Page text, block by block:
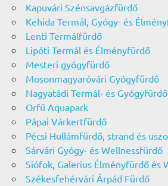
Kapuvári Szénsavgázfürdő
Kehida Termál, Gyógy- és
Lenti Termálfürdő
Lipóti Termál és Élményfürdő
Mesteri gyógyfürdő
Mosonmagyaróvári Gyógyfürdő
Nagyatádi Termál- és Gyógyfürdő
Orfű Aquapark
Pápai Várkertfürdő
Pécsi Hullámfürdő, strand és
Sárvári Gyógy- és Wellnessfürdő
Siófok, Galerius Élményfürdő és
Székesfehérvári Árpád Fürdő